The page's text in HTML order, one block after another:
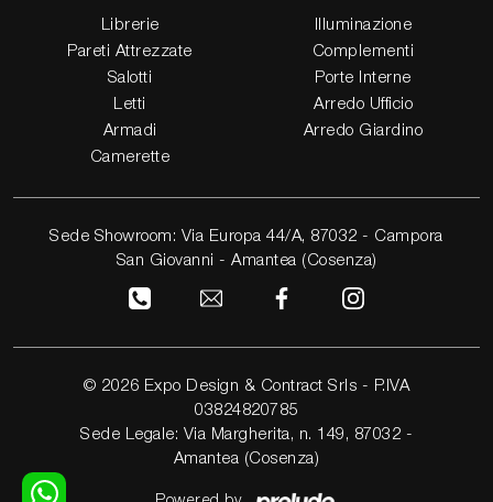
Librerie
Pareti Attrezzate
Salotti
Letti
Armadi
Camerette
Illuminazione
Complementi
Porte Interne
Arredo Ufficio
Arredo Giardino
Sede Showroom: Via Europa 44/A, 87032 - Campora
San Giovanni - Amantea (Cosenza)
© 2026 Expo Design & Contract Srls - P.IVA
03824820785
Sede Legale: Via Margherita, n. 149, 87032 -
Amantea (Cosenza)